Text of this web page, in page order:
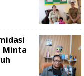
Minta